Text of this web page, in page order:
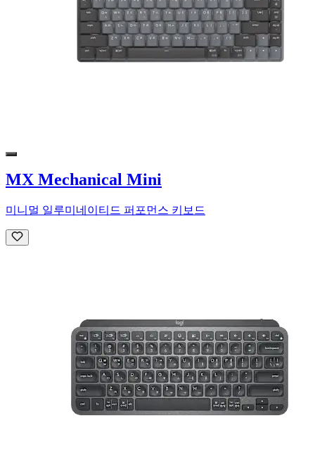
MX Mechanical Mini
미니멀 일루미네이티드 퍼포먼스 키보드